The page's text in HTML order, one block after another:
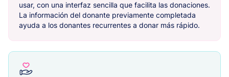
usar, con una interfaz sencilla que facilita las donaciones.
La información del donante previamente completada
ayuda a los donantes recurrentes a donar más rápido.